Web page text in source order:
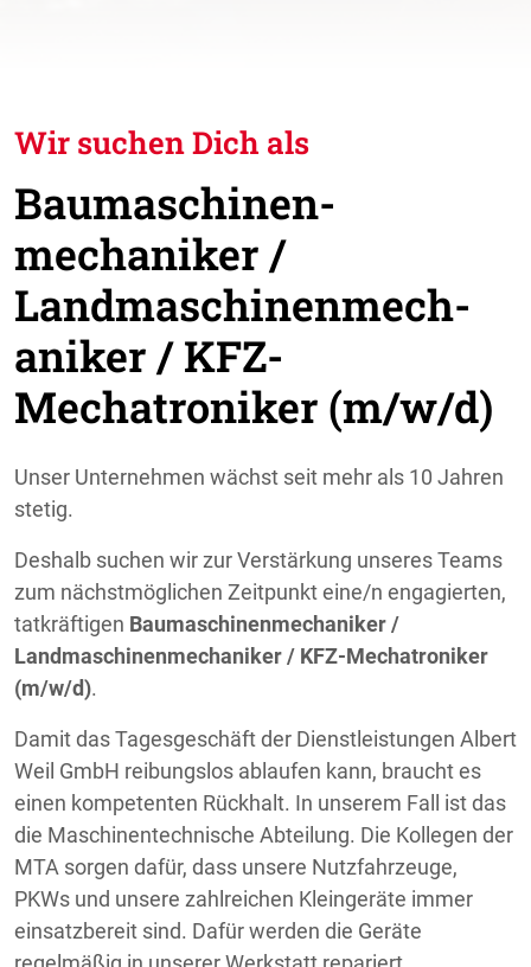
Wir suchen Dich als
Baumaschinen­
mechaniker /
Landmaschinenmech­
aniker / KFZ-
Mechatroniker (m/w/d)
Unser Unternehmen wächst seit mehr als 10 Jahren
stetig.
Deshalb suchen wir zur Verstärkung unseres Teams
zum nächstmöglichen Zeitpunkt eine/n engagierten,
tatkräftigen Baumaschinenmechaniker /
Landmaschinenmechaniker / KFZ-Mechatroniker
(m/w/d).
Damit das Tagesgeschäft der Dienstleistungen Albert
Weil GmbH reibungslos ablaufen kann, braucht es
einen kompetenten Rückhalt. In unserem Fall ist das
die Maschinentechnische Abteilung. Die Kollegen der
MTA sorgen dafür, dass unsere Nutzfahrzeuge,
PKWs und unsere zahlreichen Kleingeräte immer
einsatzbereit sind. Dafür werden die Geräte